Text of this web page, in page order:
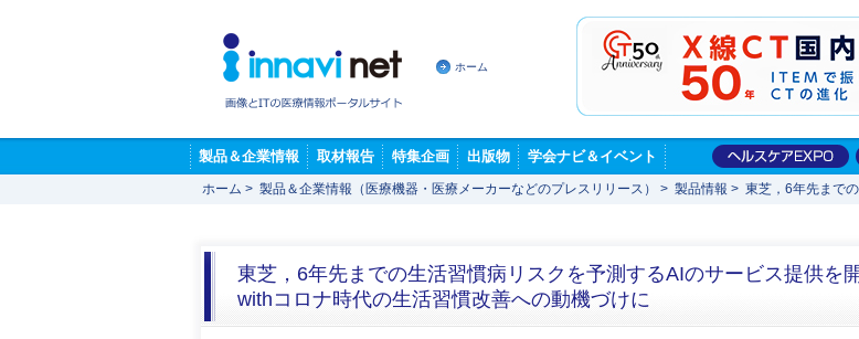
ホーム
製品＆企業情報 取材報告 特集企画 出版物 学会ナビ＆イベント
ホーム > 製品＆企業情報（医療機器・医療メーカーなどのプレスリリース） > 製品情報 > 東芝，6年先まで
東芝，6年先までの生活習慣病リスクを予測するAIのサービス提供を
withコロナ時代の生活習慣改善への動機づけに